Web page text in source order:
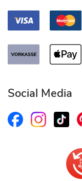
Social Media